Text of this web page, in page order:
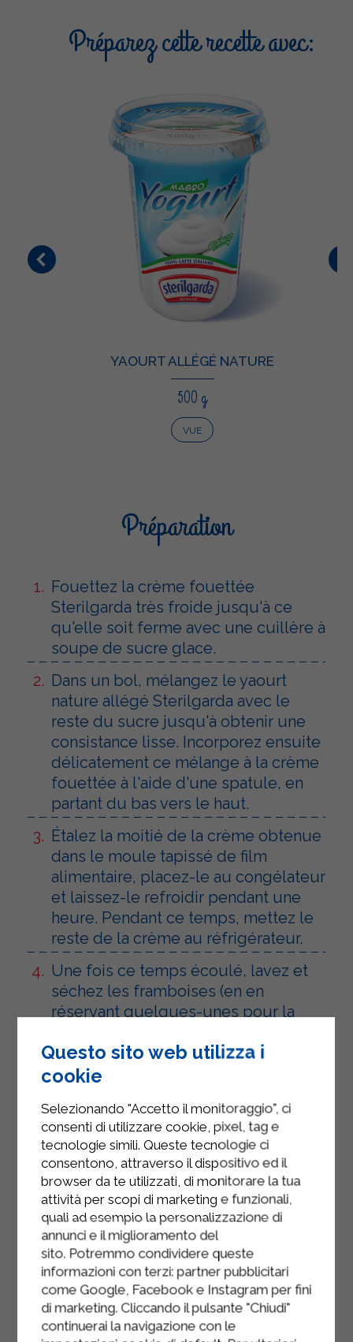
Préparez cette recette avec:
YAOURT ALLÉGÉ NATURE
500 g
VUE
Préparation
Fouettez la crème fouettée
Sterilgarda très froide jusqu'à ce
qu'elle soit ferme avec une cuillère à
soupe de sucre glace.
Dans un bol, mélangez le yaourt
nature allégé Sterilgarda avec le
reste du sucre jusqu'à obtenir une
consistance lisse. Incorporez ensuite
délicatement ce mélange à la crème
fouettée à l'aide d'une spatule, en
partant du bas vers le haut.
Étalez la moitié de la crème obtenue
dans le moule tapissé de film
alimentaire, placez-le au congélateur
et laissez-le refroidir pendant une
heure. Pendant ce temps, mettez le
reste de la crème au réfrigérateur.
Une fois ce temps écoulé, lavez et
séchez les framboises (en en
réservant quelques-unes pour la
en laissant la pulpe tomber dans le
moule sur la crème de yaourt
Prenez le dos d'une cuillère et
étalez-le bien, en créant une couche
uniforme.
Recouvrir de film alimentaire et
laisser au congélateur pendant 4
heures.
Sortez le semifreddo du four et
coupez-le en tranches. Garnissez de
fruits entiers ou mixés et de
quelques feuilles de menthe, si
Questo sito web utilizza i
cookie
Selezionando "Accetto il monitoraggio", ci
consenti di utilizzare cookie, pixel, tag e
tecnologie simili. Queste tecnologie ci
consentono, attraverso il dispositivo ed il
browser da te utilizzati, di monitorare la tua
attività per scopi di marketing e funzionali,
quali ad esempio la personalizzazione di
annunci e il miglioramento del
sito. Potremmo condividere queste
informazioni con terzi: partner pubblicitari
come Google, Facebook e Instagram per fini
di marketing. Cliccando il pulsante "Chiudi"
continuerai la navigazione con le